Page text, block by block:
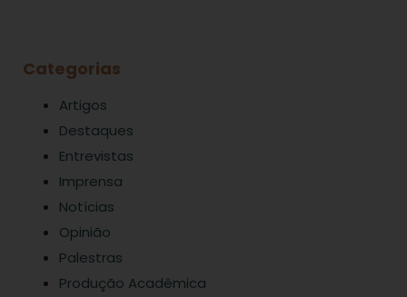
Categorias
Artigos
Destaques
Entrevistas
Imprensa
Notícias
Opinião
Palestras
Produção Acadêmica